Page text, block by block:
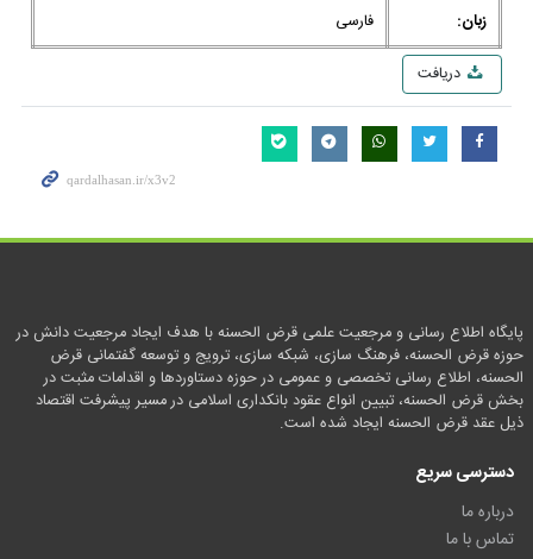
زبان:
فارسی
دریافت
پایگاه اطلاع رسانی و مرجعیت علمی قرض الحسنه با هدف ایجاد مرجعیت دانش در
حوزه قرض الحسنه، فرهنگ سازی، شبکه سازی، ترویج و توسعه گفتمانی قرض
الحسنه، اطلاع رسانی تخصصی و عمومی در حوزه دستاوردها و اقدامات مثبت در
بخش قرض الحسنه، تبیین انواع عقود بانکداری اسلامی در مسیر پیشرفت اقتصاد
ذیل عقد قرض الحسنه ایجاد شده است.
دسترسی سریع
درباره ما
تماس با ما